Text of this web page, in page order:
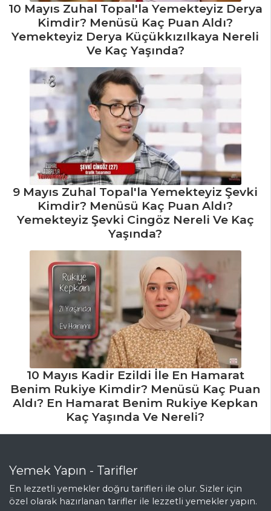
10 Mayıs Zuhal Topal'la Yemekteyiz Derya
Kimdir? Menüsü Kaç Puan Aldı?
Yemekteyiz Derya Küçükkızılkaya Nereli
Ve Kaç Yaşında?
9 Mayıs Zuhal Topal'la Yemekteyiz Şevki
Kimdir? Menüsü Kaç Puan Aldı?
Yemekteyiz Şevki Cingöz Nereli Ve Kaç
Yaşında?
10 Mayıs Kadir Ezildi İle En Hamarat
Benim Rukiye Kimdir? Menüsü Kaç Puan
Aldı? En Hamarat Benim Rukiye Kepkan
Kaç Yaşında Ve Nereli?
Yemek Yapın - Tarifler
En lezzetli yemekler doğru tarifleri ile olur. Sizler için
özel olarak hazırlanan tarifler ile lezzetli yemekler yapın.